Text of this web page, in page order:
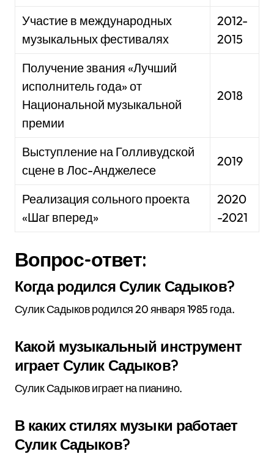
Участие в международных
музыкальных фестивалях
2012-
2015
Получение звания «Лучший
исполнитель года» от
Национальной музыкальной
премии
2018
Выступление на Голливудской
сцене в Лос-Анджелесе
2019
Реализация сольного проекта
«Шаг вперед»
2020
-2021
Вопрос-ответ:
Когда родился Сулик Садыков?
Сулик Садыков родился 20 января 1985 года.
Какой музыкальный инструмент
играет Сулик Садыков?
Сулик Садыков играет на пианино.
В каких стилях музыки работает
Сулик Садыков?